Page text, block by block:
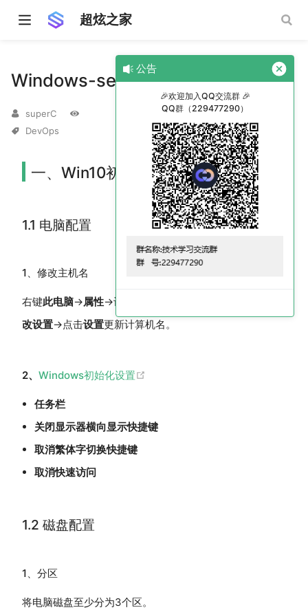
超炫之家
Windows-setup
superC
DevOps
一、Win10初装
1.1 电脑配置
1、修改主机名
右键此电脑→属性→计算机名、域和工作组设置，点击
改设置→点击设置更新计算机名。
2、 Windows初始化设置
任务栏
关闭显示器横向显示快捷键
取消繁体字切换快捷键
取消快速访问
1.2 磁盘配置
1、分区
将电脑磁盘至少分为3个区。
公告
🎉欢迎加入QQ交流群 🎉
QQ群（229477290）